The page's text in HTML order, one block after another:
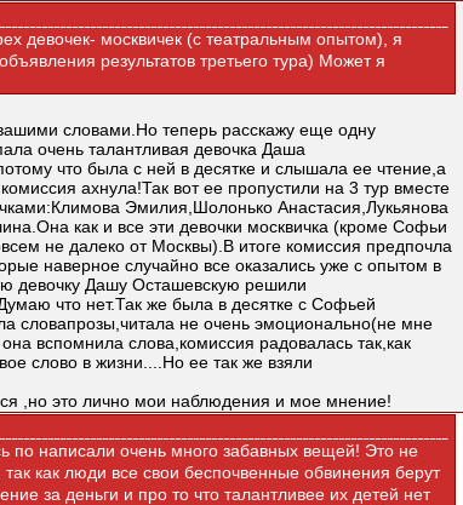
девочек- москвичек (с театральным опытом), я
результатов третьего тура) Может я
словами.Но теперь расскажу еще одну
очень талантливая девочка Даша
что была с ней в десятке и слышала ее чтение,а
ахнула!Так вот ее пропустили на 3 тур вместе
Эмилия,Шолонько Анастасия,Лукьянова
как и все эти девочки москвичка (кроме Софьи
не далеко от Москвы).В итоге комиссия предпочла
наверное случайно все оказались уже с опытом в
девочку Дашу Осташевскую решили
что нет.Так же была в десятке с Софьей
словапрозы,читала не очень эмоционально(не мне
вспомнила слова,комиссия радовалась так,как
слово в жизни....Но ее так же взяли
,но это лично мои наблюдения и мое мнение!
по написали очень много забавных вещей! Это не
как люди все свои беспочвенные обвинения берут
за деньги и про то что талантливее их детей нет